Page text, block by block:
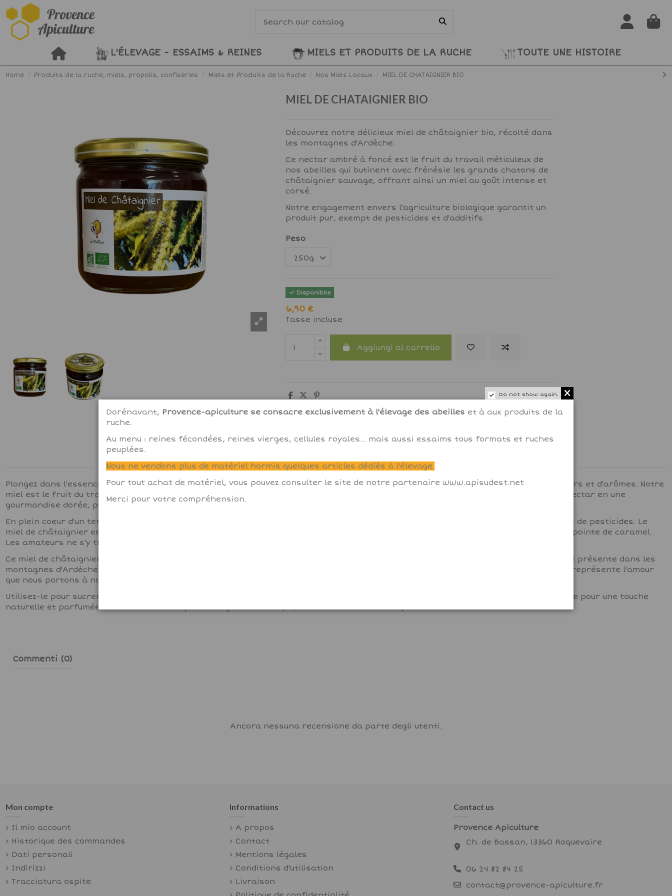
L'ÉLEVAGE - ESSAIMS & REINES MIELS ET PRODUITS DE LA RUCHE TOUTE UNE HISTOIRE
Home Produits de la ruche, miels, propolis, confiseries Miels et Produits de la Ruche Nos Miels Locaux MIEL DE CHATAIGNIER BIO
MIEL DE CHATAIGNIER BIO
Découvrez notre délicieux miel de châtaignier bio, récolté dans
les montagnes d'Ardèche.
Ce nectar ambré à foncé est le fruit du travail méticuleux de
nos abeilles qui butinent avec frénésie les grands chatons de
châtaignier sauvage, offrant ainsi un miel au goût intense et
corsé.
Notre engagement envers l'agriculture biologique garantit un
produit pur, exempt de pesticides et d'additifs
Peso
Disponibile
6,90 €
Tasse incluse
Aggiungi al carrello
Plongez dans l'essence des montagnes d'Ardèche avec notre exceptionnel miel de châtaignier bio, une symphonie puissante de saveurs et d'arômes. Notre
miel est le fruit du travail acharné de nos abeilles, qui parcourent les vastes étendues de châtaigniers sauvages, transformant le nectar en une
gourmandise dorée, pure et authentique.
En plein coeur d'un territoire sauvage, nos ruches bénéficient d'un environnement préservé, loin de toute pollution et de toute source de pesticides. Le
miel de châtaignier est réputé pour son goût unique et corsé. Il dévoile des notes profondes et riches, légèrement boisées, avec une pointe de caramel.
Les amateurs ne s'y trompent pas.
Ce miel de châtaignier bio est bien plus qu'une simple gourmandise sucrée. C'est un véritable témoignage du terroir, de la biodiversité présente dans les
montagnes d'Ardèche, et de notre engagement envers des pratiques apicoles respectueuses de la nature. Chaque pot de notre miel représente l'amour
que nous portons à notre métier d'apiculteur et à la préservation de l'environnement.
Utilisez-le pour sucrer vos thés et infusions, le napper sur des crêpes ou des gaufres, ou l'incorporer dans vos recettes de pâtisserie pour une touche
naturelle et parfumée. Offrez-vous une expérience gustative unique, tout en soutenant une apiculture durable.
Commenti (0)
Ancora nessuna recensione da parte degli utenti.
Mon compte
Il mio account
Historique des commandes
Dati personali
Indirizzi
Tracciatura ospite
Informations
A propos
Contact
Mentions légales
Conditions d'utilisation
Livraison
Contact us
Provence Apiculture
Ch. de Bassan, 13360 Roquevaire
06 24 82 84 25
contact@provence-apiculture.fr
Do not show again.
Dorénavant, Provence-apiculture se consacre exclusivement à l'élevage des abeilles et à aux produits de la
ruche.
Au menu : reines fécondées, reines vierges, cellules royales... mais aussi essaims tous formats et ruches
peuplées.
Nous ne vendons plus de matériel hormis quelques articles dédiés à l'élevage.
Pour tout achat de matériel, vous pouvez consulter le site de notre partenaire www.apisudest.net
Merci pour votre compréhension.